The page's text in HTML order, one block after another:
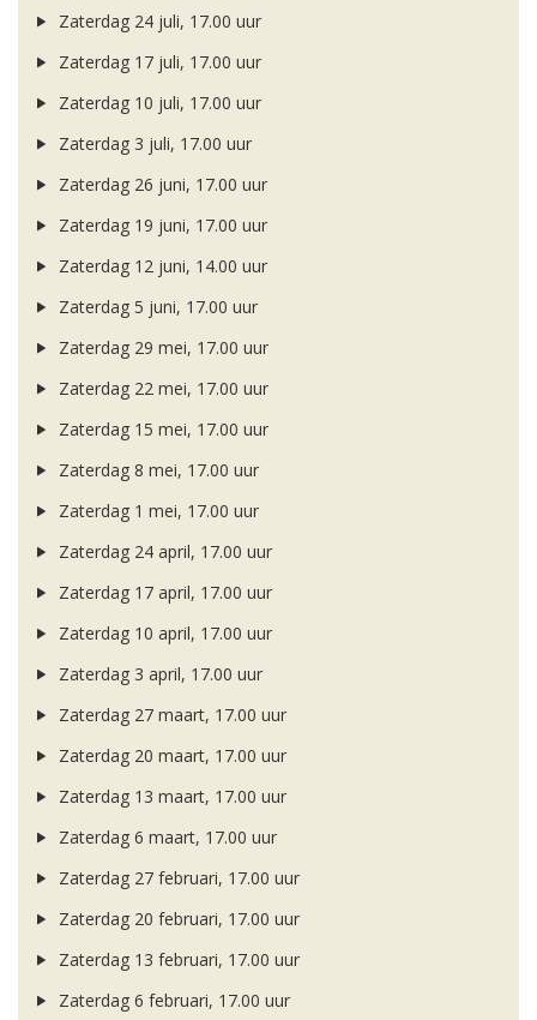
Zaterdag 24 juli, 17.00 uur
Zaterdag 17 juli, 17.00 uur
Zaterdag 10 juli, 17.00 uur
Zaterdag 3 juli, 17.00 uur
Zaterdag 26 juni, 17.00 uur
Zaterdag 19 juni, 17.00 uur
Zaterdag 12 juni, 14.00 uur
Zaterdag 5 juni, 17.00 uur
Zaterdag 29 mei, 17.00 uur
Zaterdag 22 mei, 17.00 uur
Zaterdag 15 mei, 17.00 uur
Zaterdag 8 mei, 17.00 uur
Zaterdag 1 mei, 17.00 uur
Zaterdag 24 april, 17.00 uur
Zaterdag 17 april, 17.00 uur
Zaterdag 10 april, 17.00 uur
Zaterdag 3 april, 17.00 uur
Zaterdag 27 maart, 17.00 uur
Zaterdag 20 maart, 17.00 uur
Zaterdag 13 maart, 17.00 uur
Zaterdag 6 maart, 17.00 uur
Zaterdag 27 februari, 17.00 uur
Zaterdag 20 februari, 17.00 uur
Zaterdag 13 februari, 17.00 uur
Zaterdag 6 februari, 17.00 uur